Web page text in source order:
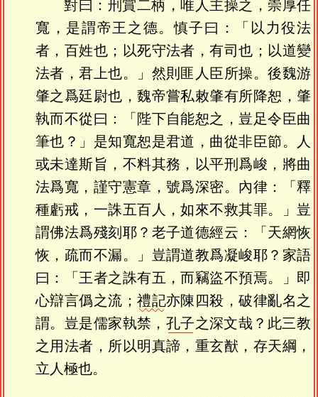
對曰：刑賞二柄，唯人主操之，崇厚任
寬，是謂帝王之德。慎子曰：「以力役法
者，百姓也；以死守法者，有司也；以道變
法者，君上也。」然則匪人臣所操。後魏游
肇之爲廷尉也，魏帝嘗私敕肇有所降恕，肇
執而不從曰：「陛下自能恕之，豈足令臣曲
筆也？」是知寬恕是君道，曲從非臣節。人
或未達斯旨，不料其務，以平刑爲峻，將曲
法爲寬，謹守憲章，號爲深密。內律：「釋
種虧戒，一誅五百人，如來不救其罪。」豈
謂佛法爲殘刻耶？老子道德經云：「天網恢
恢，疏而不漏。」豈謂道教爲凝峻耶？家語
曰：「王者之誅有五，而竊盜不預焉。」即
心辯言僞之流； 禮記亦陳四殺，破律亂名之
謂。豈是儒家執禁， 孔子之深文哉？此三教
之用法者，所以明真諦，重玄猷，存天綱，
立人極也。